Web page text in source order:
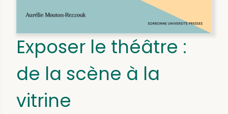
Exposer le théâtre :
de la scène à la
vitrine